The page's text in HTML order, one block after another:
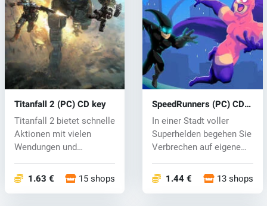
Titanfall 2 (PC) CD key
Titanfall 2 bietet schnelle
Aktionen mit vielen
Wendungen und
1.63 € 15 shops
SpeedRunners (PC) CD
key
In einer Stadt voller
Superhelden begehen Sie
Verbrechen auf eigene
1.44 € 13 shops